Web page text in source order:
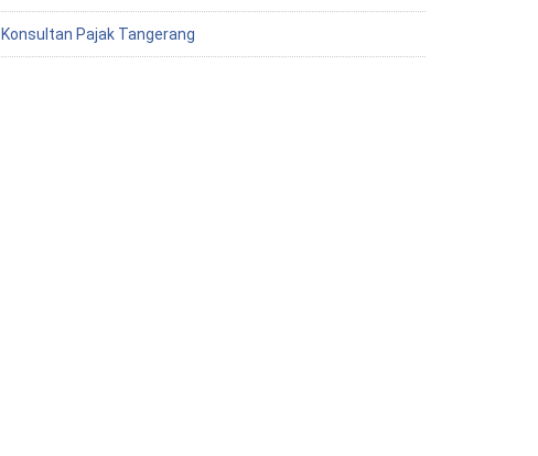
Konsultan Pajak Tangerang